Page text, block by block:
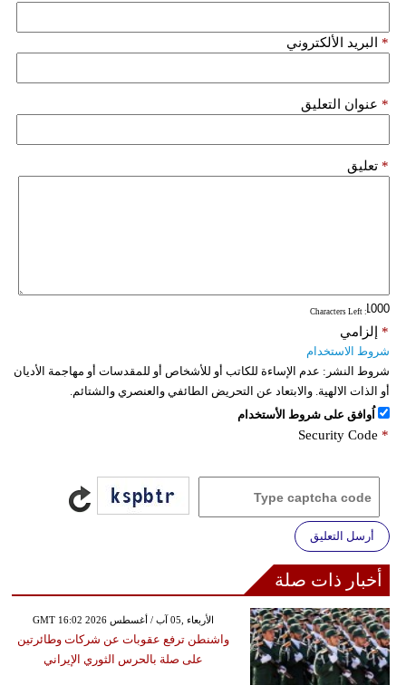
مرأة
وتكنولوجيا
البريد الألكتروني *
عنوان التعليق *
تعليق *
: Characters Left
إلزامي *
شروط الاستخدام
شروط النشر: عدم الإساءة للكاتب أو للأشخاص أو للمقدسات أو مهاجمة الأديان
أو الذات الالهية. والابتعاد عن التحريض الطائفي والعنصري والشتائم.
اُوافق على شروط الأستخدام
Security Code *
أرسل التعليق
أخبار ذات صلة
GMT 16:02 2026 الأربعاء ,05 آب / أغسطس
واشنطن ترفع عقوبات عن شركات وطائرتين
على صلة بالحرس الثوري الإيراني